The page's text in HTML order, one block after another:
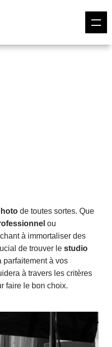
de toutes sortes. Que
ou
à immortaliser des
de trouver le studio
parfaitement à vos
à travers les critères
faire le bon choix.